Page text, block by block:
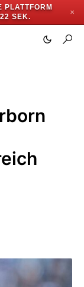
PLATTFORM
SEK.
✕